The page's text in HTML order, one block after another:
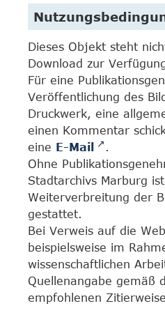
Dieses Objekt steht
Download zur
Für eine
Veröffentlichung des
Druckwerk, eine
einen Kommentar
eine E-Mail
.
Ohne
Stadtarchivs Marburg
Weiterverbreitung der
gestattet.
Bei Verweis auf die
beispielsweise im
wissenschaftlichen
Quellenangabe gemäß
empfohlenen